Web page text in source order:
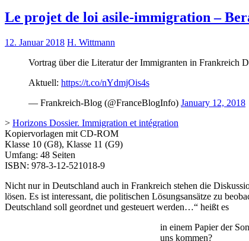
Le projet de loi asile-immigration –
12. Januar 2018 H. Wittmann
Vortrag über die Literatur der Immigranten in Frankreich
Aktuell: https://t.co/nYdmjOis4s
— Frankreich-Blog (@FranceBlogInfo) January 12, 2018
> Horizons Dossier. Immigration et intégration
Kopiervorlagen mit CD-ROM
Klasse 10 (G8), Klasse 11 (G9)
Umfang: 48 Seiten
ISBN: 978-3-12-521018-9
Nicht nur in Deutschland auch in Frankreich stehen die
lösen. Es ist interessant, die politischen Lösungsansätze zu
Deutschland soll geordnet und gesteuert werden…“ heißt es
in einem Papier der
uns kommen?